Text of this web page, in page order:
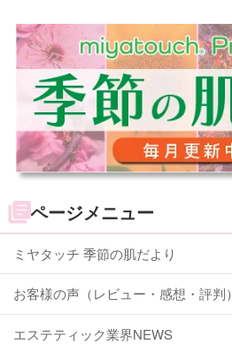
ページメニュー
ミヤタッチ 季節の肌だより
お客様の声（レビュー・感想・評判）
エステティック業界NEWS